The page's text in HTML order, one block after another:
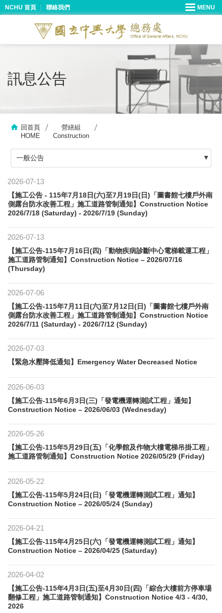
NCHU 首頁 聯絡我們
訊息公告
回首頁
HOME
營繕組
Construction
一般公告
2026-07-13
【施工公告 - 115年7月18日(六)至7月19日(日)「圖書館七樓戶外南
側露台防水改善工程」施工道路管制通知】Construction Notice
2026/7/18 (Saturday) - 2026/7/19 (Sunday)
2026-07-13
【施工公告-115年7月16日(四)「動物疾病診斷中心電梯載運工程」
施工道路管制通知】Construction Notice – 2026/07/16
(Thursday)
2026-07-06
【施工公告-115年7月11日(六)至7月12日(日)「圖書館七樓戶外南
側露台防水改善工程」施工道路管制通知】Construction Notice
2026/7/11 (Saturday) - 2026/7/12 (Sunday)
2026-07-03
【緊急水壓降低通知】Emergency Water Decreased Notice
2026-06-03
【施工公告-115年6月3日(三)「發電機運轉測試工程」通知】
Construction Notice – 2026/06/03 (Wednesday)
2026-05-26
【施工公告-115年5月29日(五)「化學館及作物大樓電梯吊掛工程」
施工道路管制通知】Construction Notice 2026/05/29 (Friday)
2026-05-22
【施工公告-115年5月24日(日)「發電機運轉測試工程」通知】
Construction Notice – 2026/05/24 (Sunday)
2026-04-21
【施工公告-115年4月25日(六)「發電機運轉測試工程」通知】
Construction Notice – 2026/04/25 (Saturday)
2026-04-02
【施工公告-115年4月3日(五)至4月30日(四)「綜合大樓前方停車場
翻修工程」施工道路管制通知】Construction Notice 4/3 - 4/30,
2026